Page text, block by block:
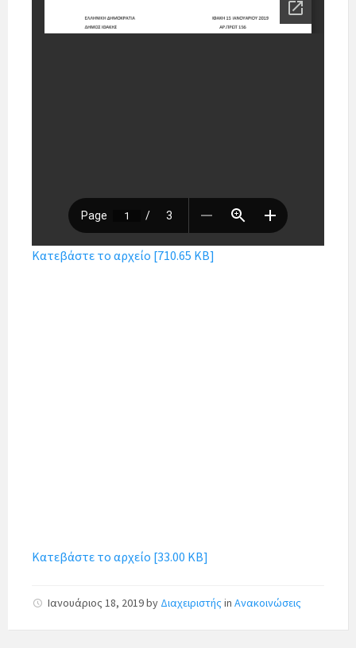
Κατεβάστε το αρχείο [710.65 KB]
Κατεβάστε το αρχείο [33.00 KB]
Ιανουάριος 18, 2019by Διαχειριστής in Ανακοινώσεις